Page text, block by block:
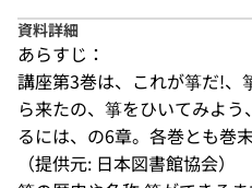
資料詳細
あらすじ：
講座第3巻は、これが箏だ!、
ら来たの、箏をひいてみよ
るには、の6章。各巻とも巻
（提供元: 日本図書館協会）